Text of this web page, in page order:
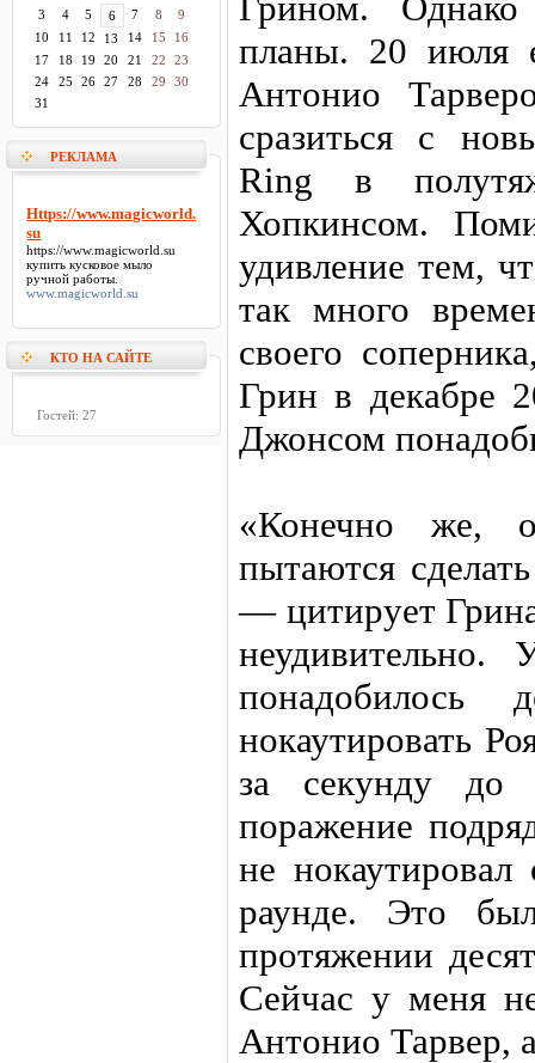
3
4 5 6 7 8
9
10
11 12 13 14 15
16
17
18 19 20 21 22
23
24
25 26 27 28 29
30
31
РЕКЛАМА
Https://www.magicworld.
su
https://www.magicworld.su
купить кусковое мыло
ручной работы.
www.magicworld.su
КТО НА САЙТЕ
Гостей: 27
планы. 20 июля
Антонио
сразиться с
Ring в
Хопкинсом.
удивление тем,
так много
своего
Грин в декабре
Джонсом
«Конечно же,
пытаются
— цитирует
неудивительно.
понадобилось
нокаутировать
за секунду до
поражение
не
раунде. Это
протяжении
Сейчас у меня
Антонио Тарвер,